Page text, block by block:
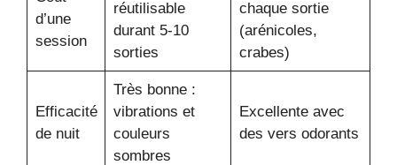
d’une
session
réutilisable
durant 5-10
sorties
chaque sortie
(arénicoles,
crabes)
Efficacité
de nuit
Très bonne :
vibrations et
couleurs
sombres
Excellente avec
des vers odorants